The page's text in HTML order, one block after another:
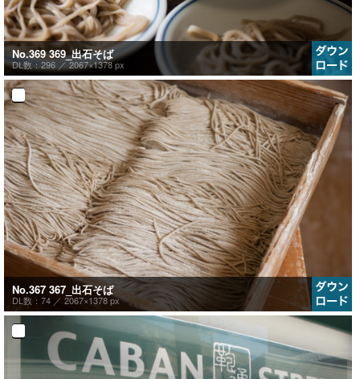
No.369 369_出石そば
DL数：296 ／2067×1378 px
No.367 367_出石そば
DL数：74 ／ 2067×1378 px